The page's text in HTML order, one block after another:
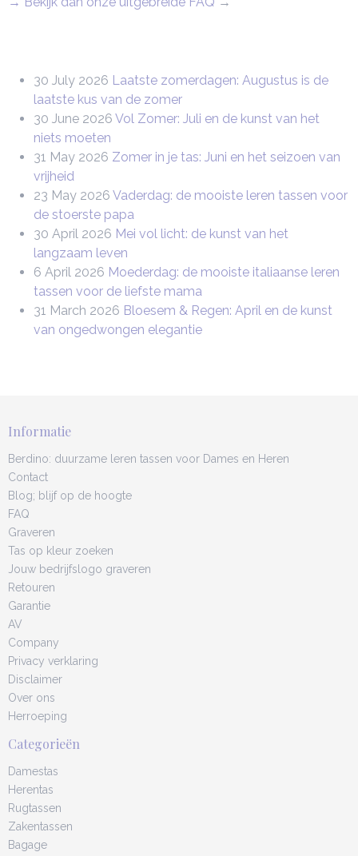
30 July 2026 Laatste zomerdagen: Augustus is de
laatste kus van de zomer
30 June 2026 Vol Zomer: Juli en de kunst van het
niets moeten
31 May 2026 Zomer in je tas: Juni en het seizoen van
vrijheid
23 May 2026 Vaderdag: de mooiste leren tassen voor
de stoerste papa
30 April 2026 Mei vol licht: de kunst van het
langzaam leven
6 April 2026 Moederdag: de mooiste italiaanse leren
tassen voor de liefste mama
31 March 2026 Bloesem & Regen: April en de kunst
van ongedwongen elegantie
Informatie
Berdino: duurzame leren tassen voor Dames en Heren
Contact
Blog; blijf op de hoogte
FAQ
Graveren
Tas op kleur zoeken
Jouw bedrijfslogo graveren
Retouren
Garantie
AV
Company
Privacy verklaring
Disclaimer
Over ons
Herroeping
Categorieën
Damestas
Herentas
Rugtassen
Zakentassen
Bagage